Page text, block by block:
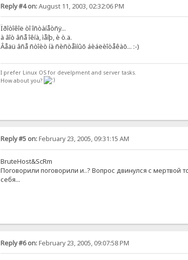
Reply #4 on:August 11, 2003, 02:32:06 PM
Ïðîòîêîë òî îñòàíåòñÿ...
à âîò âñå îêíà, ìåíþ, è ò.ä.
Âåäü âñå ñòîèò íà ñèñòåìíûõ áèáëèîòåêàõ... :-)
I prefer Linux OS for develpment and server tasks.
How about you?
Reply #5 on:February 23, 2005, 09:31:15 AM
BruteHost&ScRm
Поговорили поговорили и..? Вопрос двинулся с мертвой
себя...
Reply #6 on:February 23, 2005, 09:07:58 PM